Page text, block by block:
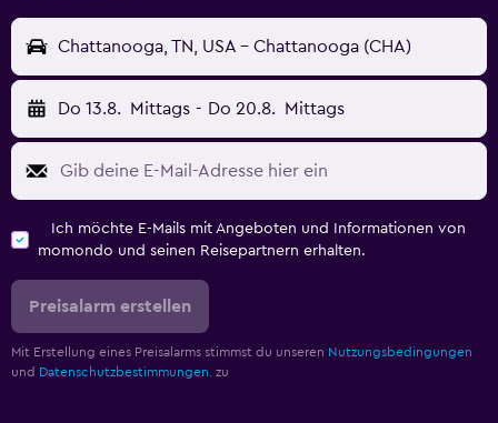
Chattanooga, TN, USA - Chattanooga (CHA)
Do 13.8. Mittags - Do 20.8. Mittags
Ich möchte E-Mails mit Angeboten und Informationen von
momondo und seinen Reisepartnern erhalten.
Preisalarm erstellen
Mit Erstellung eines Preisalarms stimmst du unseren Nutzungsbedingungen
und Datenschutzbestimmungen. zu